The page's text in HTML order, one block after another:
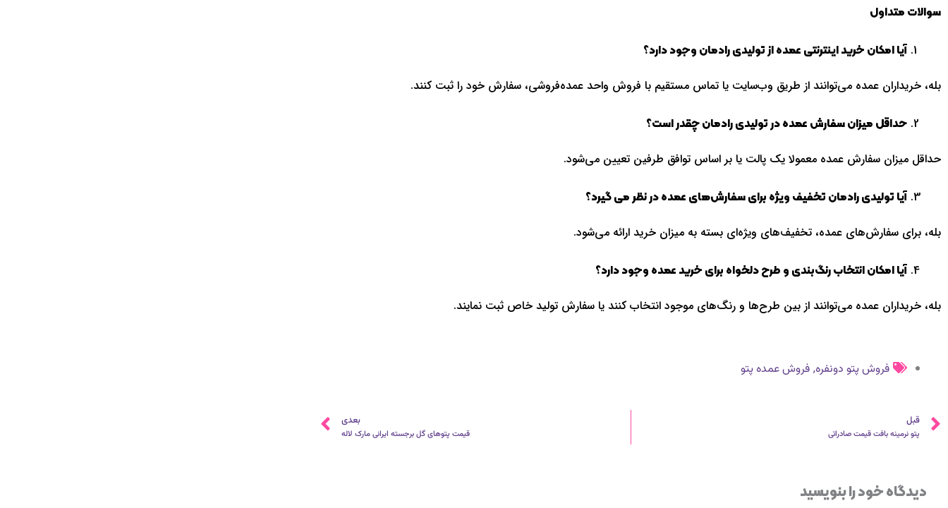
سوالات متداول
آیا امکان خرید اینترنتی عمده از تولیدی رادمان وجود دارد؟
بله، خریداران عمده می‌توانند از طریق وب‌سایت یا تماس مستقیم با فروش واحد عمده‌فروشی، سفارش خود را ثبت کنند.
حداقل میزان سفارش عمده در تولیدی رادمان چقدر است؟
حداقل میزان سفارش عمده معمولا یک پالت یا بر اساس توافق طرفین تعیین می‌شود.
آیا تولیدی رادمان تخفیف ویژه برای سفارش‌های عمده در نظر می گیرد؟
بله، برای سفارش‌های عمده، تخفیف‌های ویژه‌ای بسته به میزان خرید ارائه می‌شود.
آیا امکان انتخاب رنگ‌بندی و طرح دلخواه برای خرید عمده وجود دارد؟
بله، خریداران عمده می‌توانند از بین طرح‌ها و رنگ‌های موجود انتخاب کنند یا سفارش تولید خاص ثبت نمایند.
فروش پتو دونفره, فروش عمده پتو
قبلی
قبل
پتو نرمینه بافت قیمت صادراتی
بعدی
قیمت پتوهای گل برجسته ایرانی مارک لاله
دیدگاه‌ خود را بنویسید